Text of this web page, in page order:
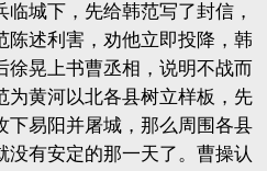
城下，先给韩范写了封信，
陈述利害，劝他立即投降，韩
徐晃上书曹丞相，说明不战而
为黄河以北各县树立样板，先
下易阳并屠城，那么周围各县
没有安定的那一天了。曹操认